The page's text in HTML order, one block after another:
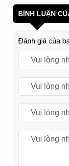
BÌNH LUẬN
Đánh giá của